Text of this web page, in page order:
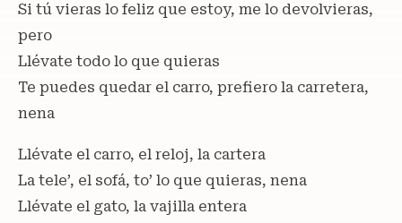
Si tú vieras lo feliz que estoy, me lo devolvieras,
pero
Llévate todo lo que quieras
Te puedes quedar el carro, prefiero la carretera,
nena
Llévate el carro, el reloj, la cartera
La tele’, el sofá, to’ lo que quieras, nena
Llévate el gato, la vajilla entera